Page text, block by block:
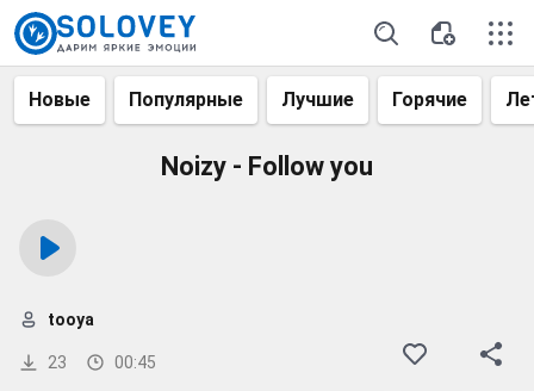
Новые Популярные Лучшие Горячие
Noizy - Follow you
23 00:45
tooya